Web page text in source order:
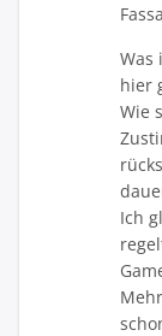
Was
hier
Wie
Ich